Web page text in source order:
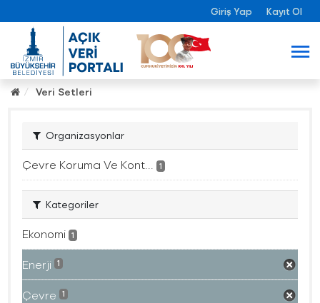
Giriş Yap Kayıt Ol
Veri Setleri
Organizasyonlar
Çevre Koruma Ve Kont... 1
Kategoriler
Ekonomi 1
Enerji 1
Çevre 1